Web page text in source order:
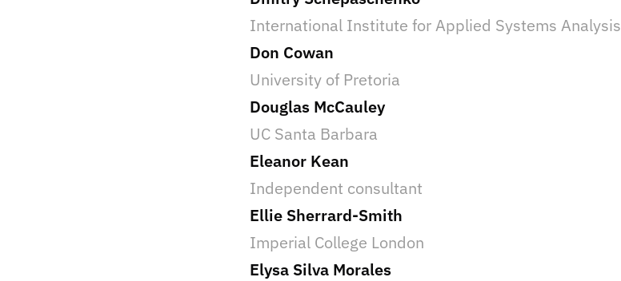
International Institute for Applied Systems Analysis
Don Cowan
University of Pretoria
Douglas McCauley
UC Santa Barbara
Eleanor Kean
Independent consultant
Ellie Sherrard-Smith
Imperial College London
Elysa Silva Morales